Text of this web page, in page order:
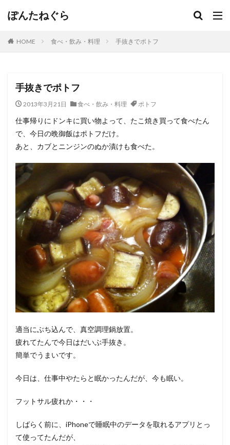
ぽんたねぐら
HOME 食べ・飲み・料理 手抜きでポトフ
手抜きでポトフ
2013年3月21日 食べ・飲み・料理 ポトフ
仕事帰りにドンキに買い物よって、たこ焼き買って食べたん
で、今日の晩御飯はポトフだけ。
あと、カブとニンジンのぬか漬けも食べた。
適当にぶち込んで、真空調理鍋放置。
疲れてたんで今日はだいぶ手抜き。
簡単でうまいです。
今日は、仕事中やたらと眠かったんだが、今も眠い。
フットサル疲れか・・・
しばらく前に、iPhoneで睡眠中のデータを取れるアプリとっ
て使ってたんだが、